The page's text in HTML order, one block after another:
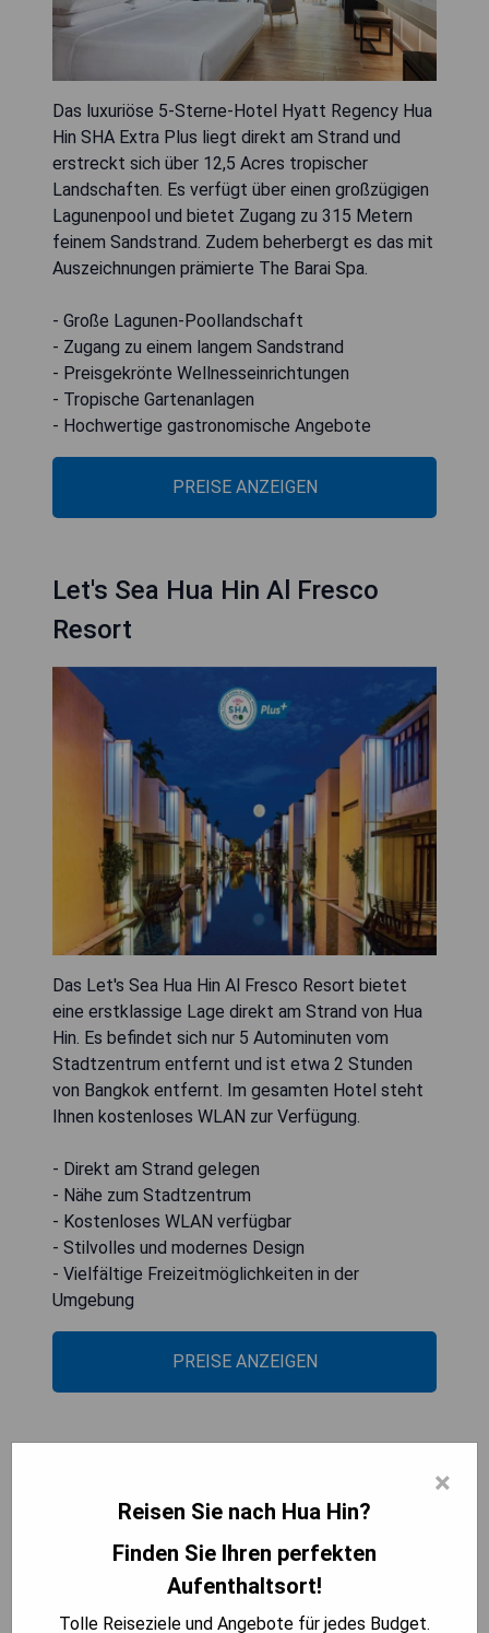
Das luxuriöse 5-Sterne-Hotel Hyatt Regency Hua
Hin SHA Extra Plus liegt direkt am Strand und
erstreckt sich über 12,5 Acres tropischer
Landschaften. Es verfügt über einen großzügigen
Lagunenpool und bietet Zugang zu 315 Metern
feinem Sandstrand. Zudem beherbergt es das mit
Auszeichnungen prämierte The Barai Spa.
- Große Lagunen-Poollandschaft
- Zugang zu einem langem Sandstrand
- Preisgekrönte Wellnesseinrichtungen
- Tropische Gartenanlagen
- Hochwertige gastronomische Angebote
PREISE ANZEIGEN
Let's Sea Hua Hin Al Fresco
Resort
Das Let's Sea Hua Hin Al Fresco Resort bietet
eine erstklassige Lage direkt am Strand von Hua
Hin. Es befindet sich nur 5 Autominuten vom
Stadtzentrum entfernt und ist etwa 2 Stunden
von Bangkok entfernt. Im gesamten Hotel steht
Ihnen kostenloses WLAN zur Verfügung.
- Direkt am Strand gelegen
- Nähe zum Stadtzentrum
- Kostenloses WLAN verfügbar
- Stilvolles und modernes Design
- Vielfältige Freizeitmöglichkeiten in der
Umgebung
PREISE ANZEIGEN
×
Reisen Sie nach Hua Hin?
Finden Sie Ihren perfekten
Aufenthaltsort!
Tolle Reiseziele und Angebote für jedes Budget.